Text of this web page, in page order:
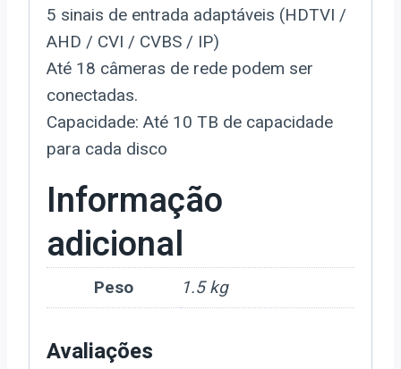
5 sinais de entrada adaptáveis (HDTVI /
AHD / CVI / CVBS / IP)
Até 18 câmeras de rede podem ser
conectadas.
Capacidade: Até 10 TB de capacidade
para cada disco
Informação
adicional
Peso 1.5 kg
Avaliações